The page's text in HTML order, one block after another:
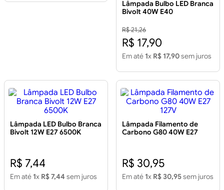
Lâmpada Bulbo LED Branca
Bivolt 40W E40
R$ 21,26
R$ 17,90
Em até 1x R$ 17,90sem juros
Lâmpada LED Bulbo Branca
Bivolt 12W E27 6500K
R$ 7,44
Em até 1x R$ 7,44 sem juros
Lâmpada Filamento de
Carbono G80 40W E27
R$ 30,95
Em até 1x R$ 30,95sem juros